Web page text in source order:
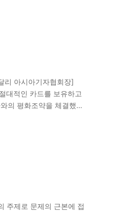
리 아시아기자협회장]
대적인 카드를 보유하고
의 평화조약을 체결했다.
주제로 문제의 근본에 접